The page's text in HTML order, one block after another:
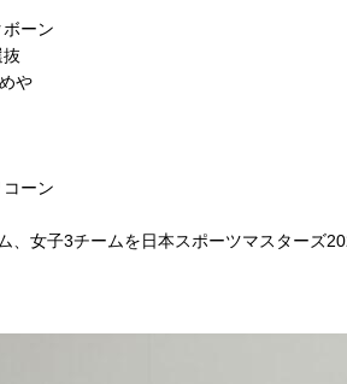
ーン
や
ーン
、女子3チームを日本スポーツマスターズ